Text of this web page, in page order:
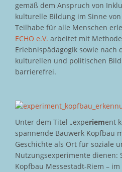
gemäß dem Anspruch von
kulturelle Bildung im Sinne
Teilhabe für alle Menschen
ECHO e.V. arbeitet mit
Erlebnispädagogik sowie nach
kulturellen und politischen
barrierefrei.
Unter dem Titel „experiement
spannende Bauwerk Kopfbau
Geschichte als Ort für soziale
Nutzungsexperimente dienen:
Kopfbau Messestadt-Riem –